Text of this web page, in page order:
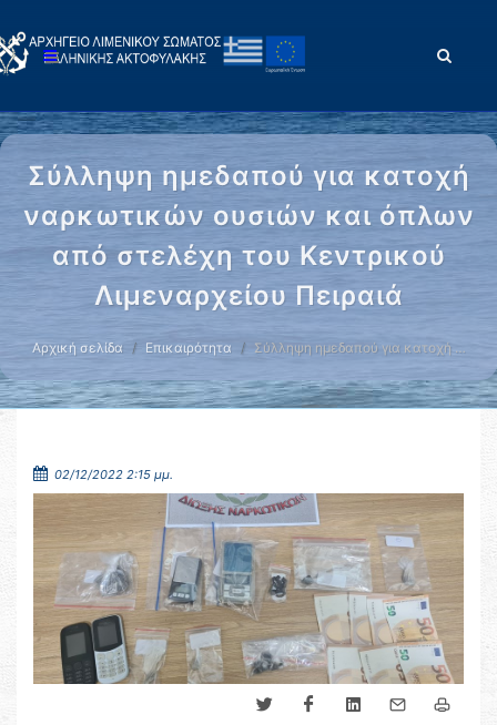
Σύλληψη ημεδαπού για κατοχή
ναρκωτικών ουσιών και όπλων
από στελέχη του Κεντρικού
Λιμεναρχείου Πειραιά
Αρχική σελίδα Επικαιρότητα Σύλληψη ημεδαπού για κατοχή …
02/12/2022 2:15 μμ.